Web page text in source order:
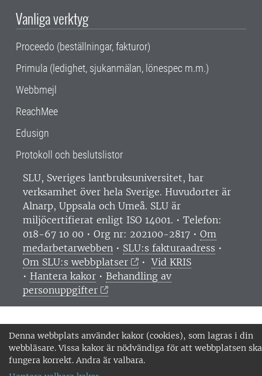
Denna webbplats använder kakor (cookies), som lagras i din
webbläsare. Vissa kakor är nödvändiga för att webbplatsen ska
fungera korrekt. Andra är valbara.
Vanliga verktyg
Proceedo (beställningar, fakturor)
Primula (ledighet, sjukanmälan, lönespec m.m.)
Webbmejl
ReachMee
Edusign
Protokoll och beslutslistor
SLU, Sveriges lantbruksuniversitet, har
verksamhet över hela Sverige. Huvudorter är
Alnarp, Uppsala och Umeå. SLU är
miljöcertifierat enligt ISO 14001. • Telefon:
018-67 10 00 • Org nr: 202100-2817 • Om
medarbetarwebben • SLU:s fakturaadress •
Om SLU:s webbplatser
•Vid KRIS
• Hantera kakor • Behandling av
personuppgifter